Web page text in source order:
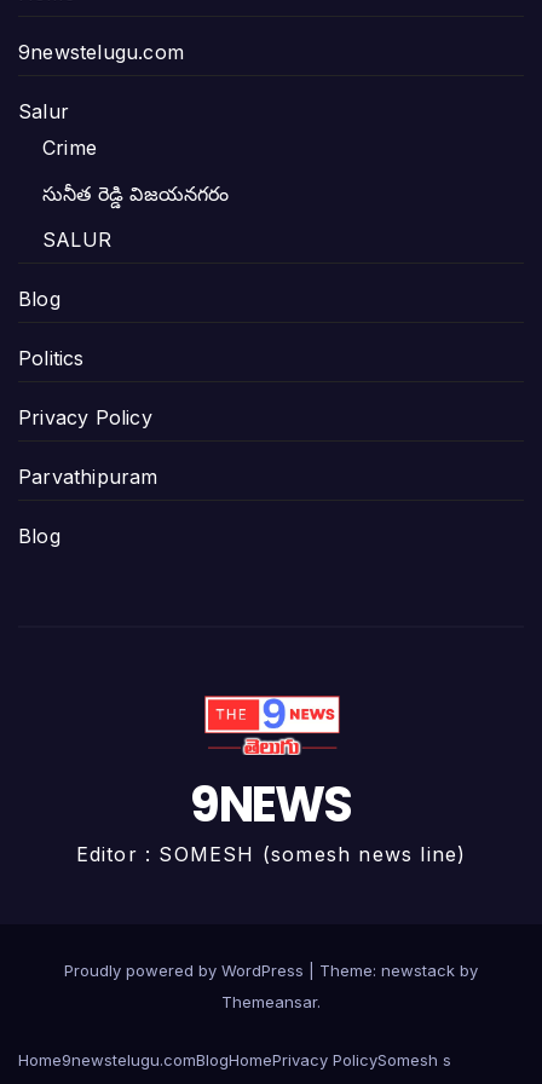
9newstelugu.com
Salur
Crime
సునీత రెడ్డి విజయనగరం
SALUR
Blog
Politics
Privacy Policy
Parvathipuram
Blog
9NEWS
Editor : SOMESH (somesh news line)
Proudly powered by WordPress
Theme: newstack by
Themeansar.
Home9newstelugu.comBlogHomePrivacy PolicySomesh s